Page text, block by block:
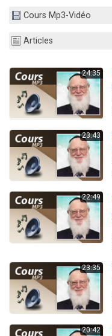
Cours Mp3-Vidéo
Articles
24:35
23:43
22:49
23:35
20:42